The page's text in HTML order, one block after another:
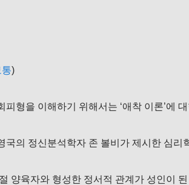
)
피형을 이해하기 위해서는 ‘애착 이론’에
국의 정신분석학자 존 볼비가 제시한 심리
양육자와 형성한 정서적 관계가 성인이